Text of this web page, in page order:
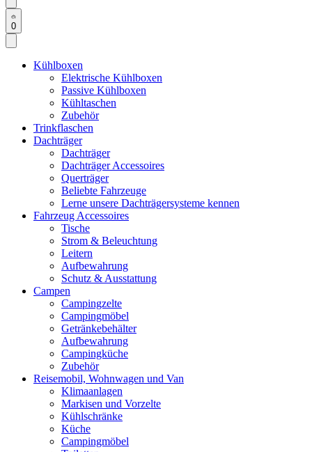
0
Kühlboxen
Elektrische Kühlboxen
Passive Kühlboxen
Kühltaschen
Zubehör
Trinkflaschen
Dachträger
Dachträger
Dachträger Accessoires
Querträger
Beliebte Fahrzeuge
Lerne unsere Dachträgersysteme kennen
Fahrzeug Accessoires
Tische
Strom & Beleuchtung
Leitern
Aufbewahrung
Schutz & Ausstattung
Campen
Campingzelte
Campingmöbel
Getränkebehälter
Aufbewahrung
Campingküche
Zubehör
Reisemobil, Wohnwagen und Van
Klimaanlagen
Markisen und Vorzelte
Kühlschränke
Küche
Campingmöbel